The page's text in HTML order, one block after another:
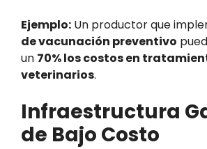
Ejemplo: Un productor que
de vacunación preventivo
un 70% los costos en
veterinarios.
Infraestructura
de Bajo Costo